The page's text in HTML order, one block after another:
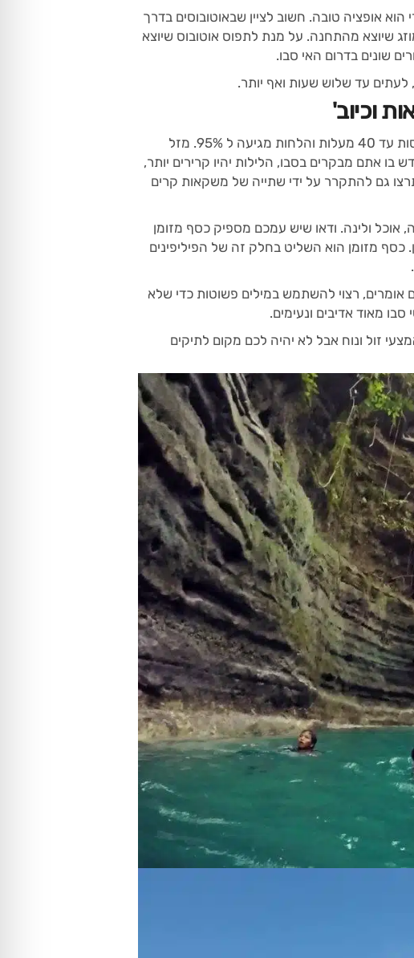
אופציה טובה. חשוב לציין שבאוטובוסים בדרך
שיוצא מהתחנה. על מנת לתפוס אוטובוס שיוצא
לעתים עד שלוש שעות ואף יותר.
וכיוב'
סבו היא מבין הפרוביציות החמות והמהבילות ביותר בפיליפינים. בשיאו של הקיץ הטמפרטורות מטפסות עד 40 מעלות והלחות מגיעה ל 95%. מזל
אתם מבקרים בסבו, הלילות יהיו קרירים יותר,
תרצו גם להתקרר על ידי שתייה של משקאות קרים
ולינה. ודאו שיש עמכם מספיק כסף מזומן
מזומן הוא השליט בחלק זה של הפיליפינים
רצוי להשתמש במילים פשוטות כדי שלא
מאוד אדיבים ונעימים.
זול ונוח אבל לא יהיה לכם מקום לתיקים